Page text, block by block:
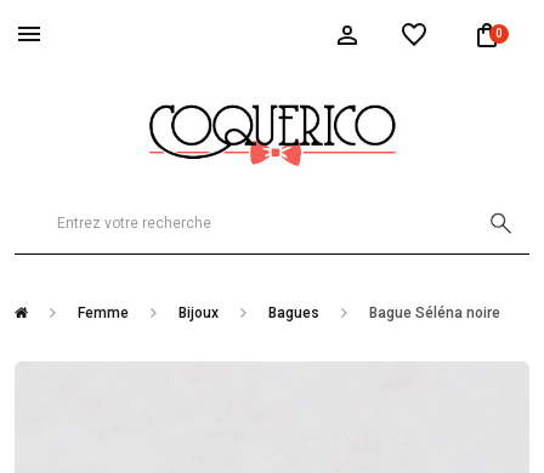
0
Femme Bijoux Bagues Bague Séléna noire